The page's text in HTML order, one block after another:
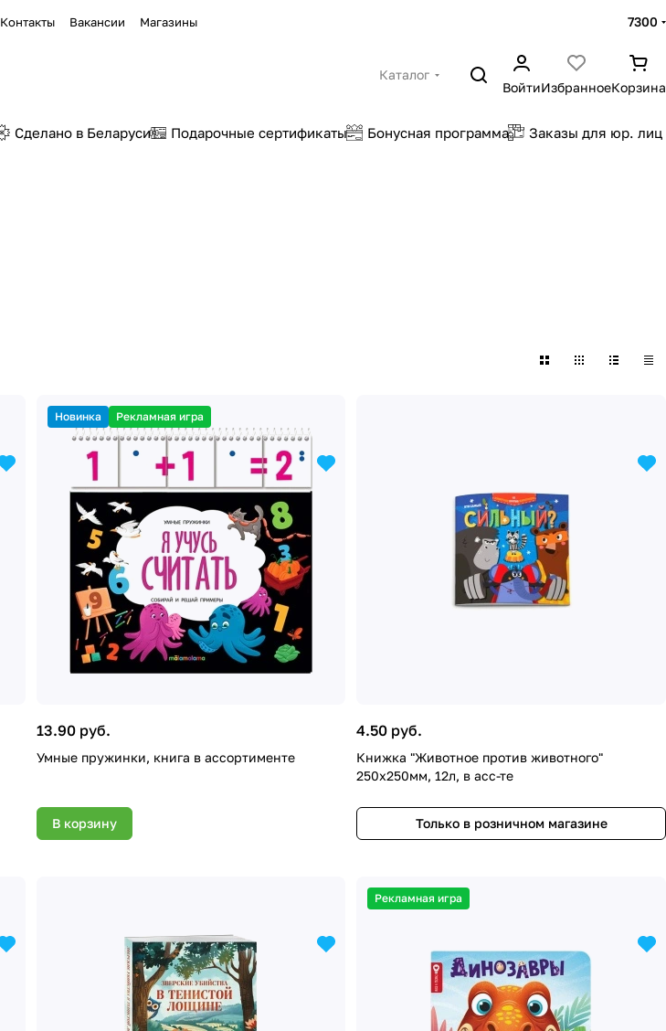
Контакты Вакансии Магазины 7300
Каталог
ВойтиИзбранноеКорзина
Сделано в Беларуси Подарочные сертификаты Бонусная программа Заказы для юр. лиц
Новинка Рекламная игра
13.90 руб.
Умные пружинки, книга в ассортименте
В корзину
4.50 руб.
Книжка "Животное против животного"
250х250мм, 12л, в асс-те
Только в розничном магазине
Рекламная игра